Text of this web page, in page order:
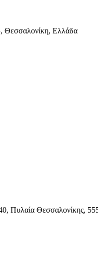
Θεσσαλονίκη, Ελλάδα
Πυλαία Θεσσαλονίκης,